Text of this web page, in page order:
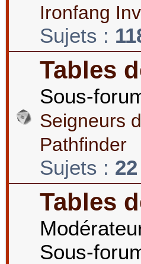
Ironfang
Sujets :
Tables
Sous-
Seigneurs
Pathfinder
Sujets : 22
Tables
Sous-